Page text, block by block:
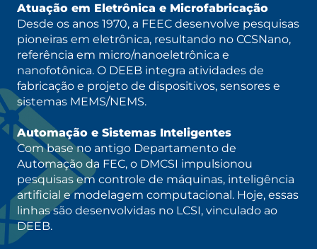
Atuação em Eletrônica e Microfabricação
Desde os anos 1970, a FEEC desenvolve pesquisas
pioneiras em eletrônica, resultando no CCSNano,
referência em micro/nanoeletrônica e
nanofotônica. O DEEB integra atividades de
fabricação e projeto de dispositivos, sensores e
sistemas MEMS/NEMS.
Automação e Sistemas Inteligentes
Com base no antigo Departamento de
Automação da FEC, o DMCSI impulsionou
pesquisas em controle de máquinas, inteligência
artificial e modelagem computacional. Hoje, essas
linhas são desenvolvidas no LCSI, vinculado ao
DEEB.